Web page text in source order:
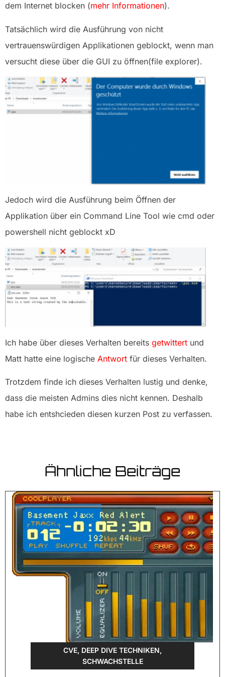
dem Internet blocken (mehr Informationen).
Tatsächlich wird die Ausführung von nicht
vertrauenswürdigen Applikationen geblockt, wenn man
versucht diese über die GUI zu öffnen(file explorer).
Jedoch wird die Ausführung beim Öffnen der
Applikation über ein Command Line Tool wie cmd oder
powershell nicht geblockt xD
Ich habe über dieses Verhalten bereits getwittert und
Matt hatte eine logische Antwort für dieses Verhalten.
Trotzdem finde ich dieses Verhalten lustig und denke,
dass die meisten Admins dies nicht kennen. Deshalb
habe ich entshcieden diesen kurzen Post zu verfassen.
Ähnliche Beiträge
CVE, DEEP DIVE TECHNIKEN,
SCHWACHSTELLE